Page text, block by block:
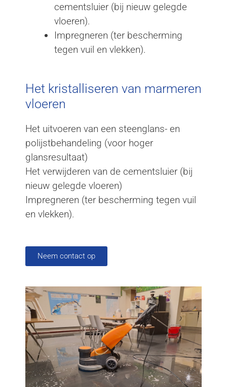
cementsluier (bij nieuw gelegde
vloeren).
Impregneren (ter bescherming
tegen vuil en vlekken).
Het kristalliseren van marmeren
vloeren
Het uitvoeren van een steenglans- en
polijstbehandeling (voor hoger
glansresultaat)
Het verwijderen van de cementsluier (bij
nieuw gelegde vloeren)
Impregneren (ter bescherming tegen vuil
en vlekken).
Neem contact op